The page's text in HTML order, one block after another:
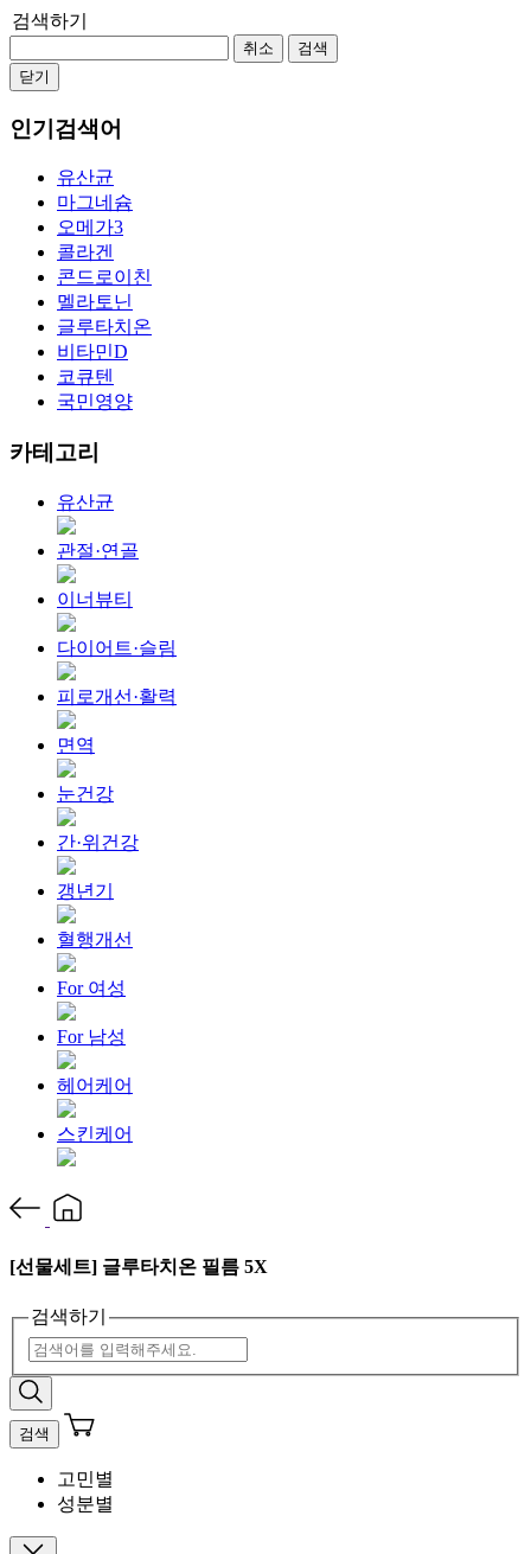
검색하기
취소
검색
닫기
인기검색어
유산균
마그네슘
오메가3
콜라겐
콘드로이친
멜라토닌
글루타치온
비타민D
코큐텐
국민영양
카테고리
유산균
관절·연골
이너뷰티
다이어트·슬림
피로개선·활력
면역
눈건강
간·위건강
갱년기
혈행개선
For 여성
For 남성
헤어케어
스킨케어
[선물세트] 글루타치온 필름 5X
검색하기
검색
고민별
성분별